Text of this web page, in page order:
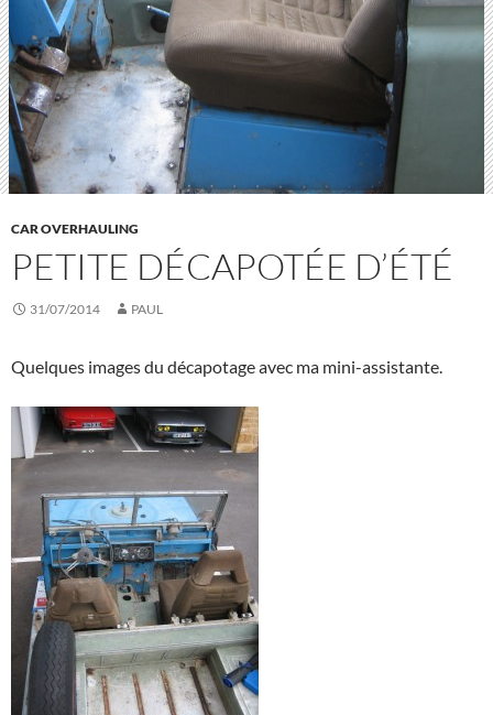
CAR OVERHAULING
PETITE DÉCAPOTÉE D’ÉTÉ
31/07/2014 PAUL
Quelques images du décapotage avec ma mini-assistante.